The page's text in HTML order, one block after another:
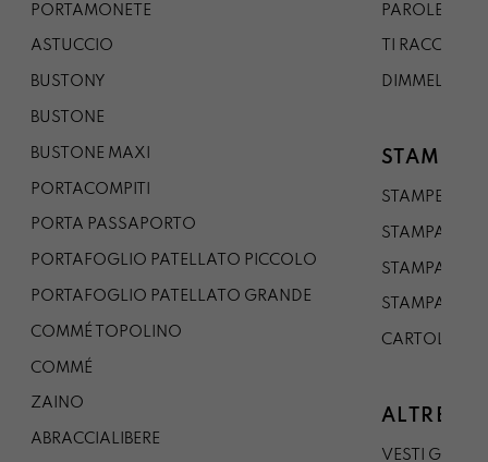
PORTAMONETE
ASTUCCIO
BUSTONY
BUSTONE
BUSTONE MAXI
PORTACOMPITI
PORTA PASSAPORTO
PORTAFOGLIO PATELLATO PICCOLO
PORTAFOGLIO PATELLATO GRANDE
COMMÉ TOPOLINO
COMMÉ
ZAINO
ABRACCIALIBERE
PAROLE DA
TI
DIMMELO
STAMPE
STAMPE A5
STAMPA A3
STAMPA A1
STAMPA A0
CARTOLINA
ALTRE
VESTI